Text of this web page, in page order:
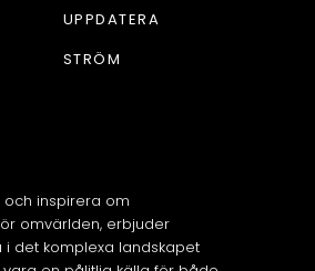
inspirera om
omvärlden, erbjuder
det komplexa landskapet
UPPDATERA
STRÖM